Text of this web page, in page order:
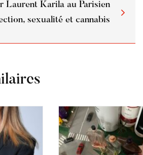
Laurent Karila au Parisien
sexualité et cannabis